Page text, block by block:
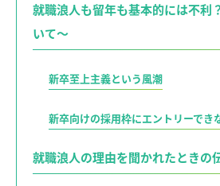
就職浪人も留年も基本的には不利
いて～
新卒至上主義という風潮
新卒向けの採用枠にエントリーでき
就職浪人の理由を聞かれたときの